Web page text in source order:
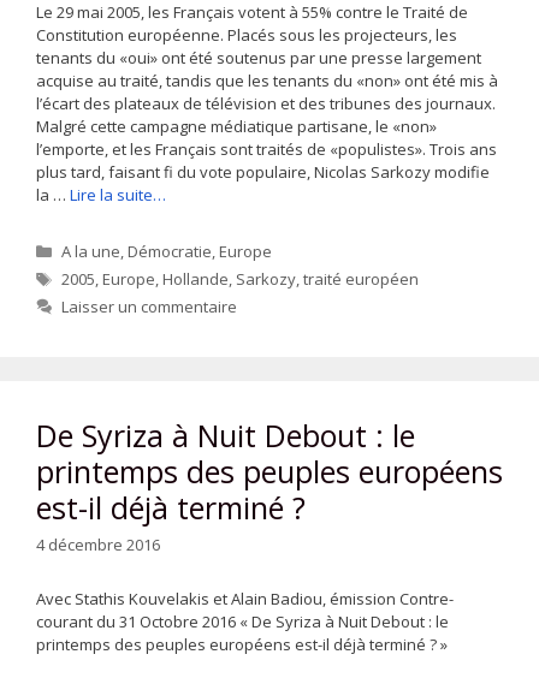
Le 29 mai 2005, les Français votent à 55% contre le Traité de
Constitution européenne. Placés sous les projecteurs, les
tenants du «oui» ont été soutenus par une presse largement
acquise au traité, tandis que les tenants du «non» ont été mis à
l’écart des plateaux de télévision et des tribunes des journaux.
Malgré cette campagne médiatique partisane, le «non»
l’emporte, et les Français sont traités de «populistes». Trois ans
plus tard, faisant fi du vote populaire, Nicolas Sarkozy modifie
la … Lire la suite…
Catégories
A la une,Démocratie,Europe
Étiquettes
2005,Europe,Hollande, Sarkozy,traité européen
Laisser un commentaire
De Syriza à Nuit Debout : le
printemps des peuples européens
est-il déjà terminé ?
4 décembre 2016
Avec Stathis Kouvelakis et Alain Badiou, émission Contre-
courant du 31 Octobre 2016 « De Syriza à Nuit Debout : le
printemps des peuples européens est-il déjà terminé ? »